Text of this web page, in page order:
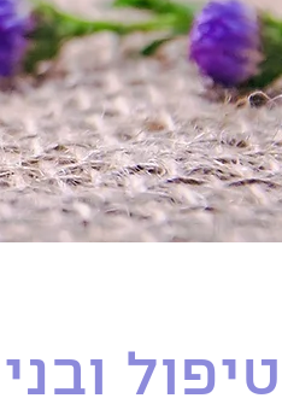
טיפול